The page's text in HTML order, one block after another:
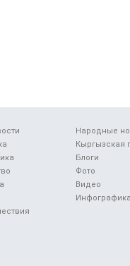
Народные
Кыргызская
Блоги
Фото
Видео
Инфографика